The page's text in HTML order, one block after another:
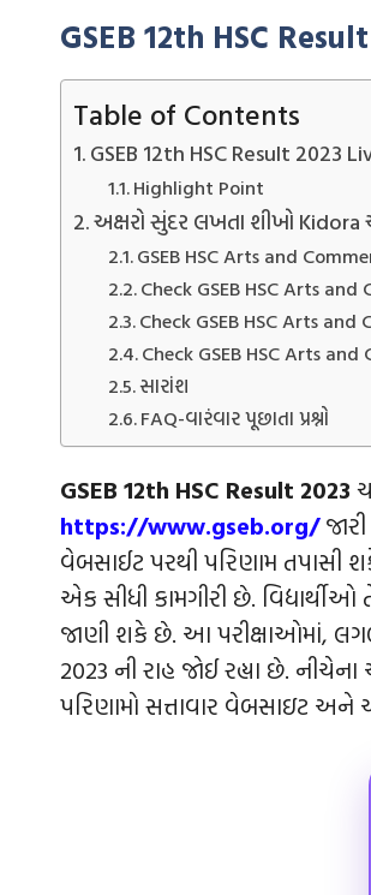
GSEB 12th HSC
Table of Contents
GSEB 12th HSC Result 2023
Highlight Point
અક્ષરો સુંદર લખતા શીખો Kidora
GSEB HSC Arts and
Check GSEB HSC Arts
Check GSEB HSC Arts and
Check GSEB HSC Arts
સારાંશ
FAQ-વારંવાર પૂછાતા પ્રશ્નો
GSEB 12th HSC Result 2023
https://www.gseb.org/
વેબસાઈટ પરથી પરિણામ તપાસી
એક સીધી કામગીરી છે.
જાણી શકે છે. આ પરીક્ષાઓમાં,
2023 ની રાહ જોઈ રહ્યા છે.
પરિણામો સત્તાવાર વેબસાઇટ અને